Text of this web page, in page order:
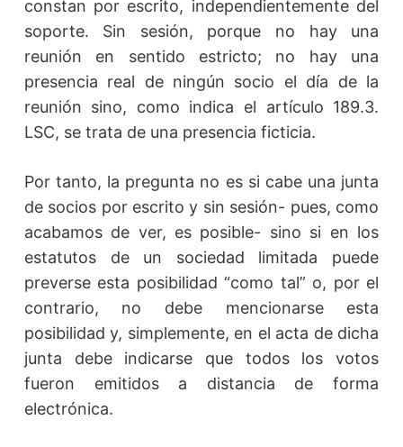
constan por escrito, independientemente del
soporte. Sin sesión, porque no hay una
reunión en sentido estricto; no hay una
presencia real de ningún socio el día de la
reunión sino, como indica el artículo 189.3.
LSC, se trata de una presencia ficticia.
Por tanto, la pregunta no es si cabe una junta
de socios por escrito y sin sesión- pues, como
acabamos de ver, es posible- sino si en los
estatutos de un sociedad limitada puede
preverse esta posibilidad “como tal” o, por el
contrario, no debe mencionarse esta
posibilidad y, simplemente, en el acta de dicha
junta debe indicarse que todos los votos
fueron emitidos a distancia de forma
electrónica.